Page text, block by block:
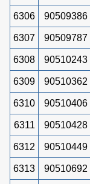
6306 90509386
6307 90509787
6308 90510243
6309 90510362
6310 90510406
6311 90510428
6312 90510449
6313 90510692